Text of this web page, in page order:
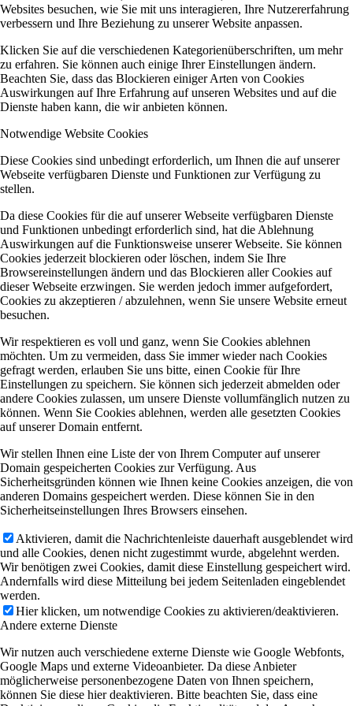
Websites besuchen, wie Sie mit uns interagieren, Ihre Nutzererfahrung
verbessern und Ihre Beziehung zu unserer Website anpassen.
Klicken Sie auf die verschiedenen Kategorienüberschriften, um mehr
zu erfahren. Sie können auch einige Ihrer Einstellungen ändern.
Beachten Sie, dass das Blockieren einiger Arten von Cookies
Auswirkungen auf Ihre Erfahrung auf unseren Websites und auf die
Dienste haben kann, die wir anbieten können.
Notwendige Website Cookies
Diese Cookies sind unbedingt erforderlich, um Ihnen die auf unserer
Webseite verfügbaren Dienste und Funktionen zur Verfügung zu
stellen.
Da diese Cookies für die auf unserer Webseite verfügbaren Dienste
und Funktionen unbedingt erforderlich sind, hat die Ablehnung
Auswirkungen auf die Funktionsweise unserer Webseite. Sie können
Cookies jederzeit blockieren oder löschen, indem Sie Ihre
Browsereinstellungen ändern und das Blockieren aller Cookies auf
dieser Webseite erzwingen. Sie werden jedoch immer aufgefordert,
Cookies zu akzeptieren / abzulehnen, wenn Sie unsere Website erneut
besuchen.
Wir respektieren es voll und ganz, wenn Sie Cookies ablehnen
möchten. Um zu vermeiden, dass Sie immer wieder nach Cookies
gefragt werden, erlauben Sie uns bitte, einen Cookie für Ihre
Einstellungen zu speichern. Sie können sich jederzeit abmelden oder
andere Cookies zulassen, um unsere Dienste vollumfänglich nutzen zu
können. Wenn Sie Cookies ablehnen, werden alle gesetzten Cookies
auf unserer Domain entfernt.
Wir stellen Ihnen eine Liste der von Ihrem Computer auf unserer
Domain gespeicherten Cookies zur Verfügung. Aus
Sicherheitsgründen können wie Ihnen keine Cookies anzeigen, die von
anderen Domains gespeichert werden. Diese können Sie in den
Sicherheitseinstellungen Ihres Browsers einsehen.
Aktivieren, damit die Nachrichtenleiste dauerhaft ausgeblendet wird
und alle Cookies, denen nicht zugestimmt wurde, abgelehnt werden.
Wir benötigen zwei Cookies, damit diese Einstellung gespeichert wird.
Andernfalls wird diese Mitteilung bei jedem Seitenladen eingeblendet
werden.
Hier klicken, um notwendige Cookies zu aktivieren/deaktivieren.
Andere externe Dienste
Wir nutzen auch verschiedene externe Dienste wie Google Webfonts,
Google Maps und externe Videoanbieter. Da diese Anbieter
möglicherweise personenbezogene Daten von Ihnen speichern,
können Sie diese hier deaktivieren. Bitte beachten Sie, dass eine